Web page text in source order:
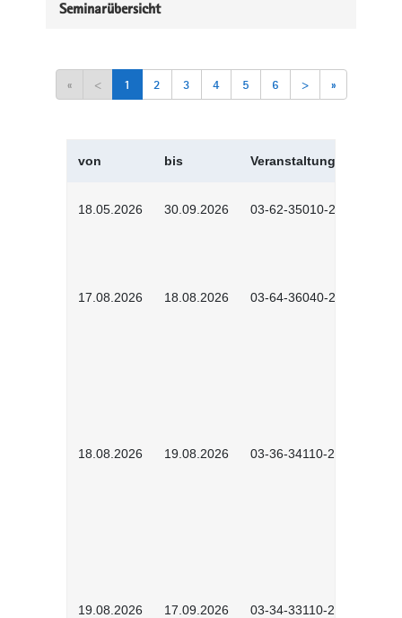
Seminarübersicht
« < 1 2 3 4 5 6 > »
von bis Veranstaltungskürzel
18.05.2026 30.09.2026 03-62-35010-2502
17.08.2026 18.08.2026 03-64-36040-2601
18.08.2026 19.08.2026 03-36-34110-2601
19.08.2026 17.09.2026 03-34-33110-2605